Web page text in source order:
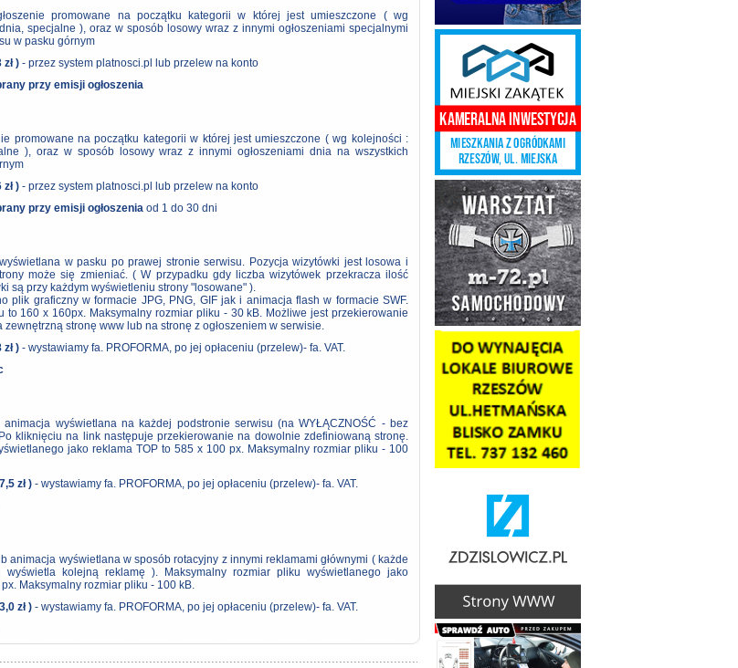
promowane na początku kategorii w której jest umieszczone ( wg
specjalne ), oraz w sposób losowy wraz z innymi ogłoszeniami specjalnymi
w pasku górnym
) - przez system platnosci.pl lub przelew na konto
przy emisji ogłoszenia
promowane na początku kategorii w której jest umieszczone ( wg kolejności :
), oraz w sposób losowy wraz z innymi ogłoszeniami dnia na wszystkich
) - przez system platnosci.pl lub przelew na konto
przy emisji ogłoszenia od 1 do 30 dni
w pasku po prawej stronie serwisu. Pozycja wizytówki jest losowa i
może się zmieniać. ( W przypadku gdy liczba wizytówek przekracza ilość
są przy każdym wyświetleniu strony "losowane" ).
plik graficzny w formacie JPG, PNG, GIF jak i animacja flash w formacie SWF.
to 160 x 160px. Maksymalny rozmiar pliku - 30 kB. Możliwe jest przekierowanie
stronę www lub na stronę z ogłoszeniem w serwisie.
) - wystawiamy fa. PROFORMA, po jej opłaceniu (przelew)- fa. VAT.
wyświetlana na każdej podstronie serwisu (na WYŁĄCZNOŚĆ - bez
kliknięciu na link następuje przekierowanie na dowolnie zdefiniowaną stronę.
jako reklama TOP to 585 x 100 px. Maksymalny rozmiar pliku - 100
zł ) - wystawiamy fa. PROFORMA, po jej opłaceniu (przelew)- fa. VAT.
animacja wyświetlana w sposób rotacyjny z innymi reklamami głównymi ( każde
wyświetla kolejną reklamę ). Maksymalny rozmiar pliku wyświetlanego jako
Maksymalny rozmiar pliku - 100 kB.
zł ) - wystawiamy fa. PROFORMA, po jej opłaceniu (przelew)- fa. VAT.